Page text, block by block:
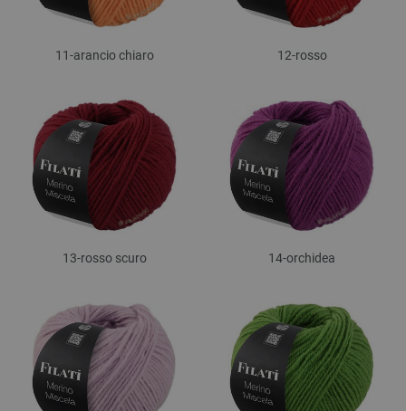
11-arancio chiaro 12-rosso
13-rosso scuro 14-orchidea